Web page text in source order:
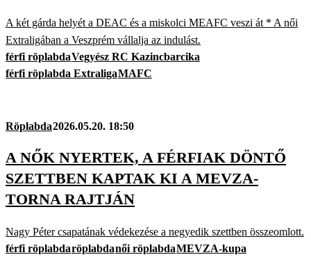
A két gárda helyét a DEAC és a miskolci MEAFC veszi át * A női
Extraligában a Veszprém vállalja az indulást.
férfi röplabdaVegyész RC Kazincbarcika
férfi röplabda ExtraligaMAFC
Röplabda2026.05.20. 18:50
A NŐK NYERTEK, A FÉRFIAK DÖNTŐ
SZETTBEN KAPTAK KI A MEVZA-
TORNA RAJTJÁN
Nagy Péter csapatának védekezése a negyedik szettben összeomlott.
férfi röplabdaröplabdanői röplabdaMEVZA-kupa